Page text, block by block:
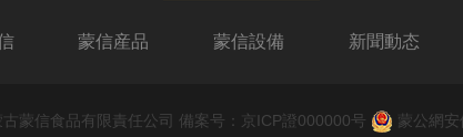
蒙信産品 蒙信設備 新聞動态
蒙信食品有限責任公司 備案号： 京ICP證000000号 蒙公網